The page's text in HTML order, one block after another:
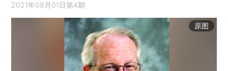
2021年08月01日第4期
原图